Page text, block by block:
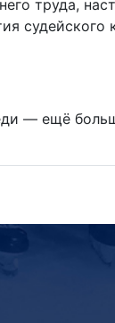
труда,
судейского
— ещё